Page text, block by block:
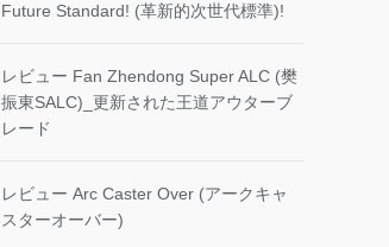
Future Standard! (革新的次世代標準)!
レビュー Fan Zhendong Super ALC (樊
振東SALC)_更新された王道アウターブ
レード
レビュー Arc Caster Over (アークキャ
スターオーバー)